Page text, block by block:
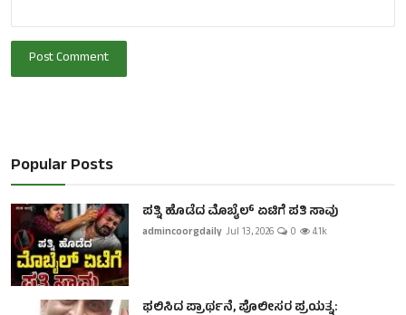
Post Comment
Popular Posts
ಪತ್ನಿ ಹೊಡೆದ ಮೊಬೈಲ್ ಏಟಿಗೆ ಪತಿ ಸಾವು
admincoorgdaily Jul 13, 2026 0 4.1k
ಫಲಿಸಿದ ಪ್ರಾರ್ಥನೆ, ಪೊಲೀಸರ ಪ್ರಯತ್ನ: